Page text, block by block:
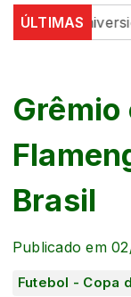
ÚLTIMAS
universidades
Grêmio
Brasil
Publicado em
Futebol - Copa